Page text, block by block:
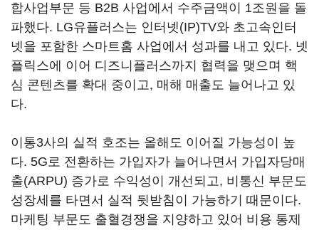
합사업부문 등 B2B 사업에서 수주금액이 1조원을 돌
파했다. LG유플러스는 인터넷(IP)TV와 초고속인터
넷을 포함한 스마트홈 사업에서 성과를 내고 있다. 넷
플릭스에 이어 디즈니플러스까지 협력을 맺으며 핵
심 콘텐츠를 확대 중이고, 매해 매출도 늘어나고 있
다.
이통3사의 실적 호조는 올해도 이어질 가능성이 높
다. 5G로 전환하는 가입자가 늘어나면서 가입자당매
출(ARPU) 증가로 수익성이 개선되고, 비통신 부문도
성장세를 타면서 실적 뒷받침이 가능하기 때문이다.
마케팅 부문도 출혈경쟁을 지양하고 있어 비용 통제